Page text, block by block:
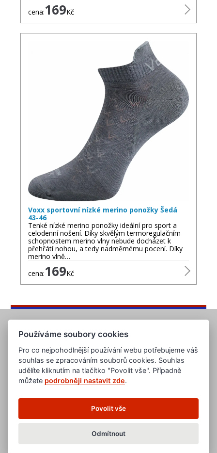
cena:169Kč
Voxx sportovní nízké merino ponožky Šedá
43-46
Tenké nízké merino ponožky ideální pro sport a
celodenní nošení. Díky skvělým termoregulačním
schopnostem merino vlny nebude docházet k
přehřátí nohou, a tedy nadměrnému pocení. Díky
merino vlně…
cena:169Kč
www.evropska-databanka.cz
www.edb.eu
www.poptavka.net
www.nabidka.net
www.14000.cz
Používáme soubory cookies
Pro co nejpohodlnější používání webu potřebujeme váš
souhlas se zpracováním souborů cookies. Souhlas
udělíte kliknutím na tlačítko "Povolit vše". Případně
můžete podrobněji nastavit zde.
Povolit vše
Odmítnout